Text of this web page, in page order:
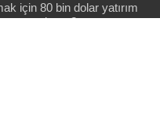
için 80 bin dolar yatırım
ne gerek var?